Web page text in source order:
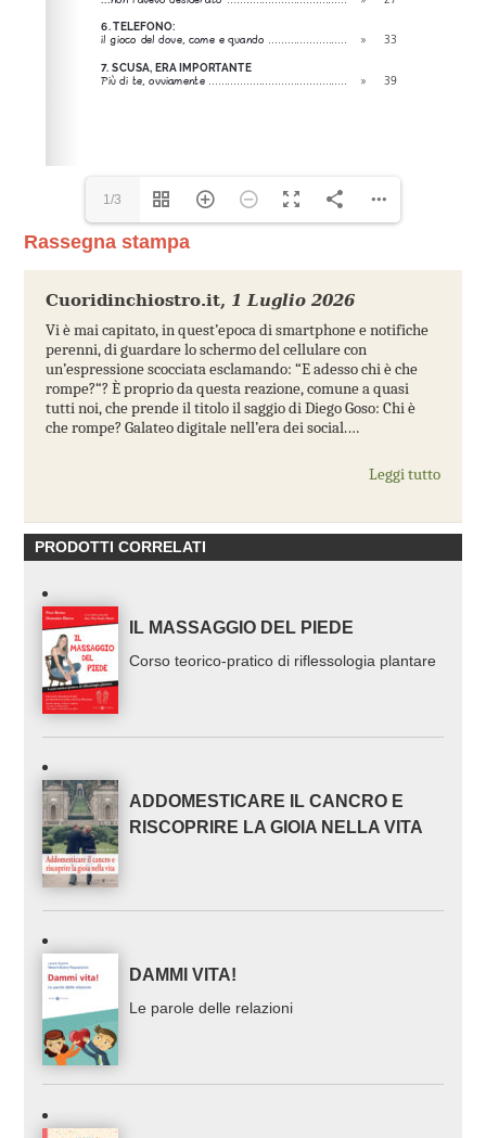
1/3
Rassegna stampa
Cuoridinchiostro.it, 1 Luglio 2026
Vi è mai capitato, in quest’epoca di smartphone e notifiche
perenni, di guardare lo schermo del cellulare con
un’espressione scocciata esclamando: “E adesso chi è che
rompe?“? È proprio da questa reazione, comune a quasi
tutti noi, che prende il titolo il saggio di Diego Goso: Chi è
che rompe? Galateo digitale nell’era dei social.…
Leggi tutto
PRODOTTI CORRELATI
IL MASSAGGIO DEL PIEDE
Corso teorico-pratico di riflessologia plantare
ADDOMESTICARE IL CANCRO E
RISCOPRIRE LA GIOIA NELLA VITA
DAMMI VITA!
Le parole delle relazioni